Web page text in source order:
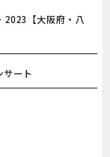
2023【大阪府・八
サート